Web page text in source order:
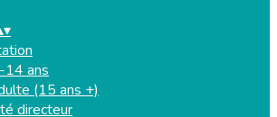
▾
14 ans
(15 ans +)
directeur